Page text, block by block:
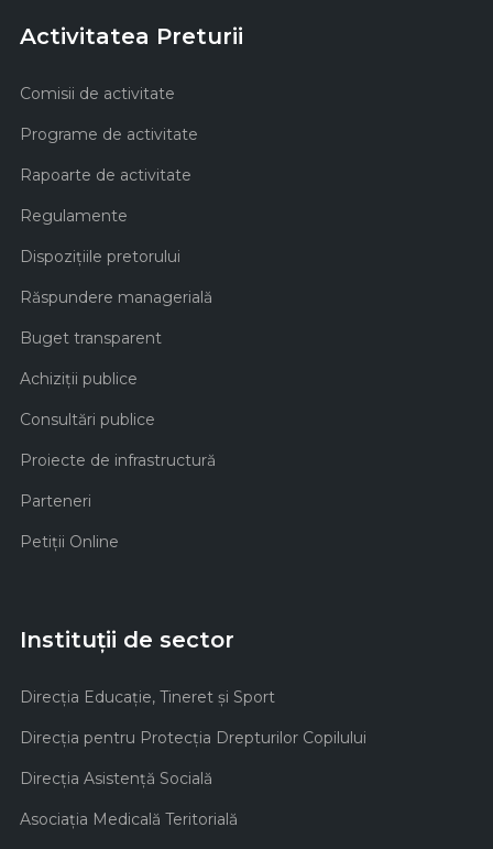
Activitatea Preturii
Comisii de activitate
Programe de activitate
Rapoarte de activitate
Regulamente
Dispozițiile pretorului
Răspundere managerială
Buget transparent
Achiziţii publice
Consultări publice
Proiecte de infrastructură
Parteneri
Petiții Online
Instituții de sector
Direcţia Educaţie, Tineret şi Sport
Direcţia pentru Protecţia Drepturilor Copilului
Direcţia Asistenţă Socială
Asociaţia Medicală Teritorială